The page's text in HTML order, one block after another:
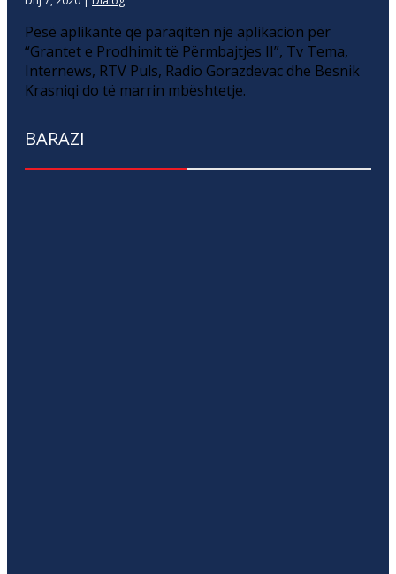
Pesë aplikantë që paraqitën një aplikacion për
“Grantet e Prodhimit të Përmbajtjes II”, Tv Tema,
Internews, RTV Puls, Radio Gorazdevac dhe Besnik
Krasniqi do të marrin mbështetje.
BARAZI